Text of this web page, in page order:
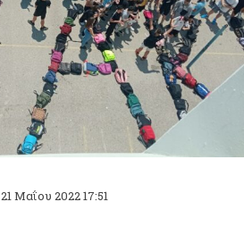
21 Μαΐου 2022 17:51